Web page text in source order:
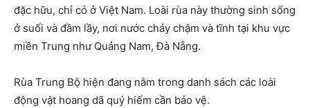
đặc hữu, chỉ có ở Việt Nam. Loài rùa này thường sinh sống
ở suối và đầm lầy, nơi nước chảy chậm và tĩnh tại khu vực
miền Trung như Quảng Nam, Đà Nẵng.
Rùa Trung Bộ hiện đang nằm trong danh sách các loài
động vật hoang dã quý hiếm cần bảo vệ.